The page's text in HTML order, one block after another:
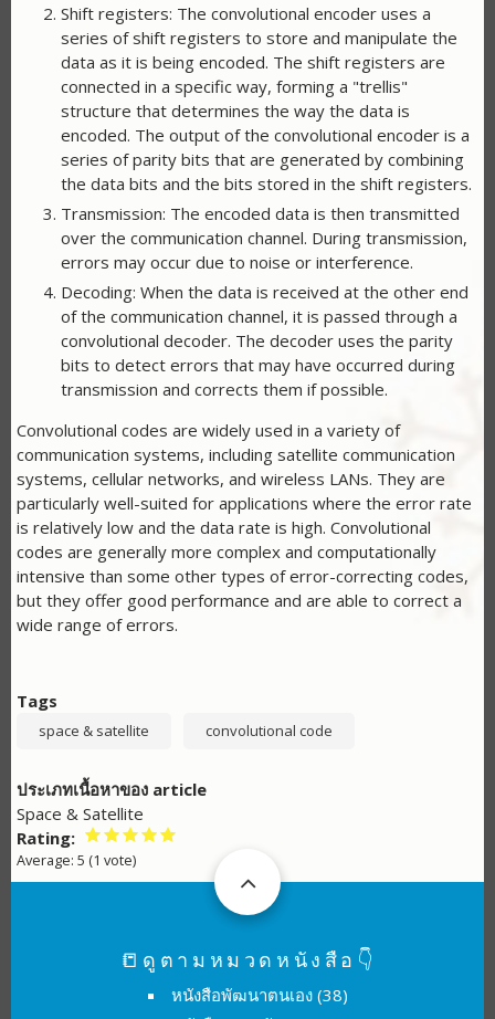
Shift registers: The convolutional encoder uses a
series of shift registers to store and manipulate the
data as it is being encoded. The shift registers are
connected in a specific way, forming a "trellis"
structure that determines the way the data is
encoded. The output of the convolutional encoder is a
series of parity bits that are generated by combining
the data bits and the bits stored in the shift registers.
Transmission: The encoded data is then transmitted
over the communication channel. During transmission,
errors may occur due to noise or interference.
Decoding: When the data is received at the other end
of the communication channel, it is passed through a
convolutional decoder. The decoder uses the parity
bits to detect errors that may have occurred during
transmission and corrects them if possible.
Convolutional codes are widely used in a variety of
communication systems, including satellite communication
systems, cellular networks, and wireless LANs. They are
particularly well-suited for applications where the error rate
is relatively low and the data rate is high. Convolutional
codes are generally more complex and computationally
intensive than some other types of error-correcting codes,
but they offer good performance and are able to correct a
wide range of errors.
Tags
space & satellite convolutional code
ประเภทเนื้อหาของ article
Space & Satellite
Rating
Average: 5 (1 vote)
📒ดูตามหมวดหนังสือ👇
หนังสือพัฒนาตนเอง(38)